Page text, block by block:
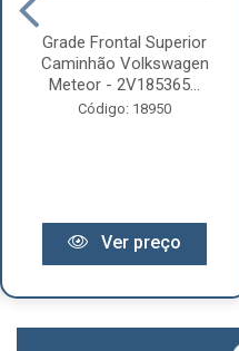
Grade Frontal Superior
Caminhão Volkswagen
Meteor - 2V185365...
Código: 18950
Ver preço